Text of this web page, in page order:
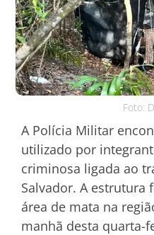
Foto:
A Polícia Militar
utilizado por
criminosa ligada ao
Salvador. A estrutura
área de mata na
manhã desta quarta-